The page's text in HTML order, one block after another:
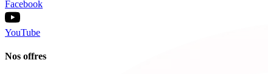
Facebook
YouTube
Nos offres